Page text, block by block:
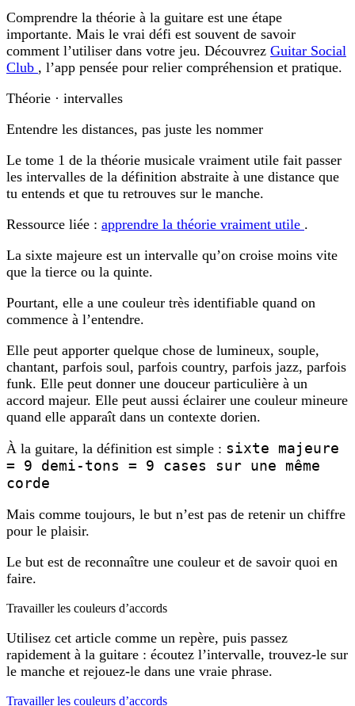
Comprendre la théorie à la guitare est une étape
importante. Mais le vrai défi est souvent de savoir
comment l’utiliser dans votre jeu. Découvrez Guitar Social
Club , l’app pensée pour relier compréhension et pratique.
Théorie · intervalles
Entendre les distances, pas juste les nommer
Le tome 1 de la théorie musicale vraiment utile fait passer
les intervalles de la définition abstraite à une distance que
tu entends et que tu retrouves sur le manche.
Ressource liée : apprendre la théorie vraiment utile .
La sixte majeure est un intervalle qu’on croise moins vite
que la tierce ou la quinte.
Pourtant, elle a une couleur très identifiable quand on
commence à l’entendre.
Elle peut apporter quelque chose de lumineux, souple,
chantant, parfois soul, parfois country, parfois jazz, parfois
funk. Elle peut donner une douceur particulière à un
accord majeur. Elle peut aussi éclairer une couleur mineure
quand elle apparaît dans un contexte dorien.
À la guitare, la définition est simple : sixte majeure
= 9 demi-tons = 9 cases sur une même
corde
Mais comme toujours, le but n’est pas de retenir un chiffre
pour le plaisir.
Le but est de reconnaître une couleur et de savoir quoi en
faire.
Travailler les couleurs d’accords
Utilisez cet article comme un repère, puis passez
rapidement à la guitare : écoutez l’intervalle, trouvez-le sur
le manche et rejouez-le dans une vraie phrase.
Travailler les couleurs d’accords